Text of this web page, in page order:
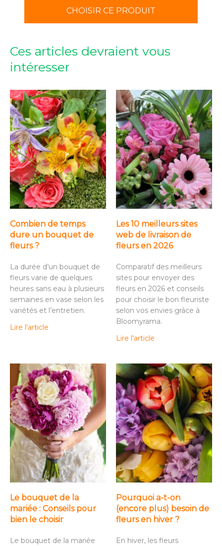
CHOISIR CE PRODUIT
Ces articles devraient vous
intéresser
Combien de temps
dure un bouquet de
fleurs ?
La durée d’un bouquet de
fleurs varie de quelques
heures sans eau à plusieurs
semaines en vase selon les
variétés et l’entretien.
Lire l'article
Les 10 meilleurs sites
web de livraison de
fleurs en 2026
Comparatif des meilleurs
sites pour envoyer des
fleurs en 2026 et conseils
pour choisir le bon fleuriste
selon vos envies grâce à
Bloomyrama.
Lire l'article
Le bouquet de la
mariée : Conseils pour
bien le choisir
Le bouquet de la mariée
Pourquoi a-t-on
(encore plus) besoin de
fleurs en hiver ?
En hiver, les fleurs